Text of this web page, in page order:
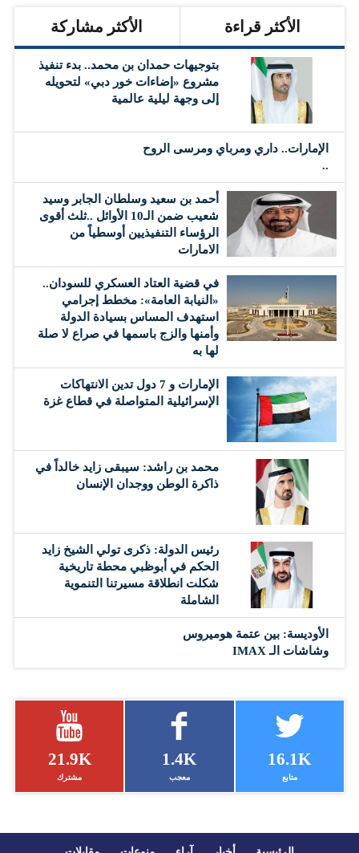
الأكثر قراءة الأكثر مشاركة
بتوجيهات حمدان بن محمد.. بدء تنفيذ
مشروع «إضاءات خور دبي» لتحويله
إلى وجهة ليلية عالمية
الإمارات.. داري ومرباي ومرسى الروح
..
أحمد بن سعيد وسلطان الجابر وسيد
شعيب ضمن الـ10 الأوائل ..ثلث أقوى
الرؤساء التنفيذيين أوسطياً من
الامارات
في قضية العتاد العسكري للسودان..
«النيابة العامة»: مخطط إجرامي
استهدف المساس بسيادة الدولة
وأمنها والزج باسمها في صراع لا صلة
لها به
الإمارات و 7 دول تدين الانتهاكات
الإسرائيلية المتواصلة في قطاع غزة
محمد بن راشد: سيبقى زايد خالداً في
ذاكرة الوطن ووجدان الإنسان
رئيس الدولة: ذكرى تولي الشيخ زايد
الحكم في أبوظبي محطة تاريخية
شكلت انطلاقة مسيرتنا التنموية
الشاملة
الأوديسة: بين عتمة هوميروس
وشاشات الـ IMAX
21.9K
مشترك
1.4K
معجب
16.1K
متابع